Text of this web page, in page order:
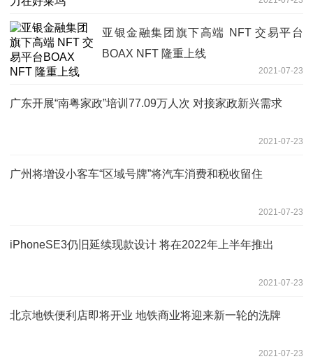
亚银金融集团旗下高端 NFT 交易平台
BOAX NFT 隆重上线
2021-07-23
广东开展“南粤家政”培训77.09万人次 对接家政新兴需求
2021-07-23
广州将增设小客车“区域号牌”将汽车消费和税收留住
2021-07-23
iPhoneSE3仍旧延续现款设计 将在2022年上半年推出
2021-07-23
北京地铁便利店即将开业 地铁商业将迎来新一轮的洗牌
2021-07-23